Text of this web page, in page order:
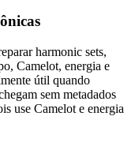
harmonic sets,
Camelot, energia e
útil quando
sem metadados
use Camelot e energia